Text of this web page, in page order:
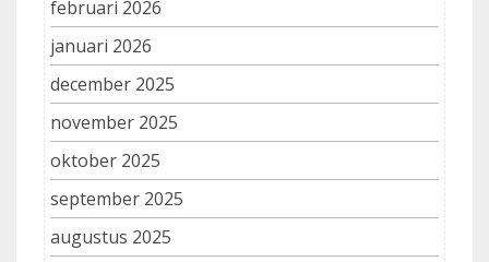
februari 2026
januari 2026
december 2025
november 2025
oktober 2025
september 2025
augustus 2025